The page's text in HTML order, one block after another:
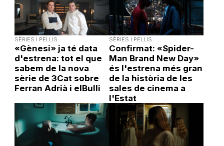
SÈRIES I PEL·LIS
«Gènesi» ja té data
d'estrena: tot el que
sabem de la nova
sèrie de 3Cat sobre
Ferran Adrià i elBulli
SÈRIES I PEL·LIS
Confirmat: «Spider-
Man Brand New Day»
és l'estrena més gran
de la història de les
sales de cinema a
l'Estat